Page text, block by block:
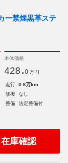
ー禁煙黒革ステ
本体価格
428. 0 万円
走行
0.6万km
修復
なし
整備
法定整備付
庫確認